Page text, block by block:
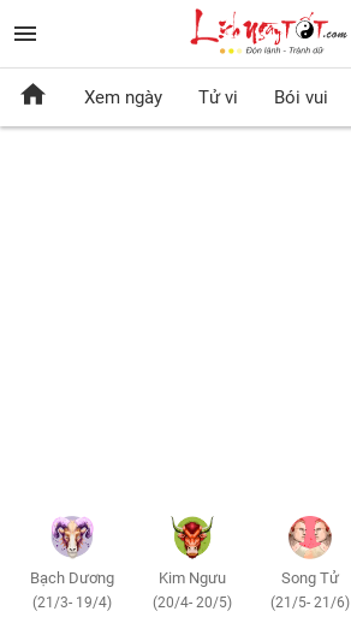
Xem ngày Tử vi Bói vui
Bạch Dương
(21/3- 19/4)
Kim Ngưu
(20/4- 20/5)
Song Tử
(21/5- 21/6)